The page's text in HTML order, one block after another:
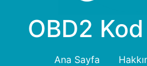
OBD2
Ana Sayfa